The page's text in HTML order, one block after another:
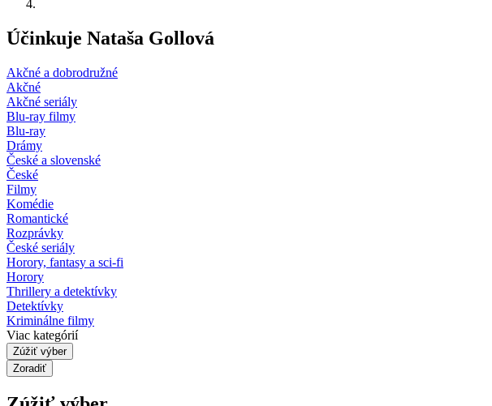
Účinkuje Nataša Gollová
Akčné a dobrodružné
Akčné
Akčné seriály
Blu-ray filmy
Blu-ray
Drámy
České a slovenské
České
Filmy
Komédie
Romantické
Rozprávky
České seriály
Horory, fantasy a sci-fi
Horory
Thrillery a detektívky
Detektívky
Kriminálne filmy
Viac kategórií
Zúžiť výber
Zoradiť